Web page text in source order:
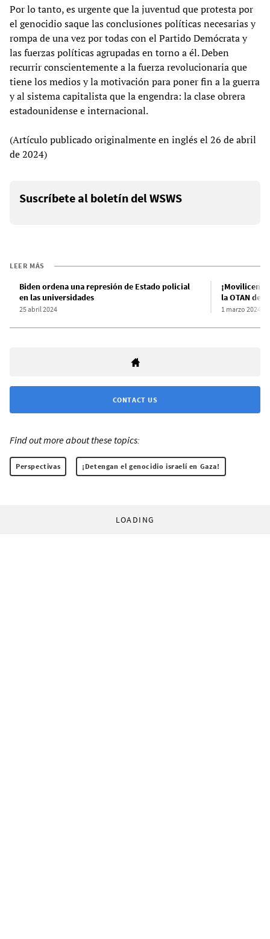
Por lo tanto, es urgente que la juventud que protesta por
el genocidio saque las conclusiones políticas necesarias y
rompa de una vez por todas con el Partido Demócrata y
las fuerzas políticas agrupadas en torno a él. Deben
recurrir conscientemente a la fuerza revolucionaria que
tiene los medios y la motivación para poner fin a la guerra
y al sistema capitalista que la engendra: la clase obrera
estadounidense e internacional.
(Artículo publicado originalmente en inglés el 26 de abril
de 2024)
Suscríbete al boletín del WSWS
LEER MÁS
Biden ordena una represión de Estado policial
en las universidades
25 abril 2024
¡Movilicen a
la OTAN de
1 marzo 2024
CONTACT US
Find out more about these topics:
Perspectivas ¡Detengan el genocidio israelí en Gaza!
LOADING